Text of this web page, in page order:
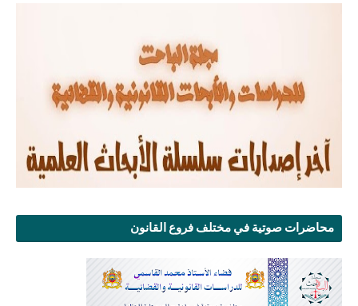
محاضرات صوتية في مختلف فروع القانون